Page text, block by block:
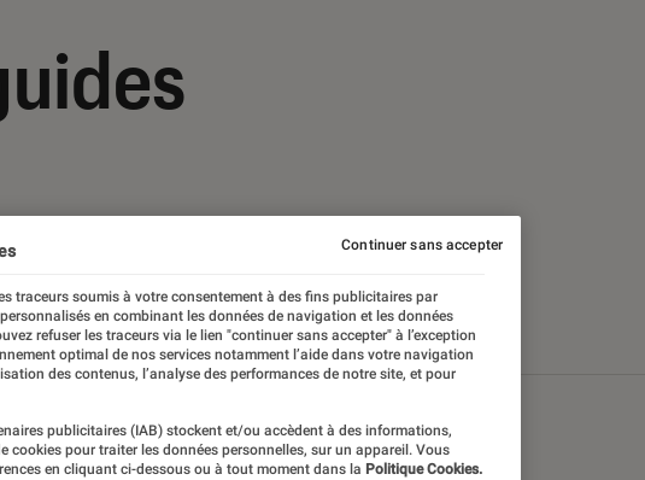
Tech
traceurs soumis à votre consentement à des fins publicitaires par
en combinant les données de navigation et les données
refuser les traceurs via le lien "continuer sans accepter" à l’exception
optimal de nos services notamment l’aide dans votre navigation
des contenus, l’analyse des performances de notre site, et pour
publicitaires (IAB) stockent et/ou accèdent à des informations,
cookies pour traiter les données personnelles, sur un appareil. Vous
en cliquant ci-dessous ou à tout moment dans la Politique Cookies.
Continuer sans accepter